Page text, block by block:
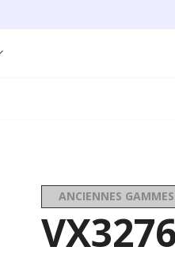
ANCIENNES GAMMES